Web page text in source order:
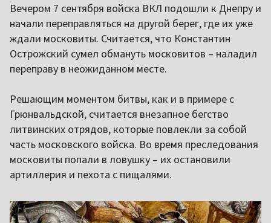
Вечером 7 сентября войска ВКЛ подошли к Днепру и
начали переправляться на другой берег, где их уже
ждали московиты. Считается, что Константин
Острожский сумел обмануть московитов – наладил
переправу в неожиданном месте.
Решающим моментом битвы, как и в примере с
Грюнвальдской, считается внезапное бегство
литвинских отрядов, которые повлекли за собой
часть московского войска. Во время преследования
московиты попали в ловушку – их остановили
артиллерия и пехота с пищалями.